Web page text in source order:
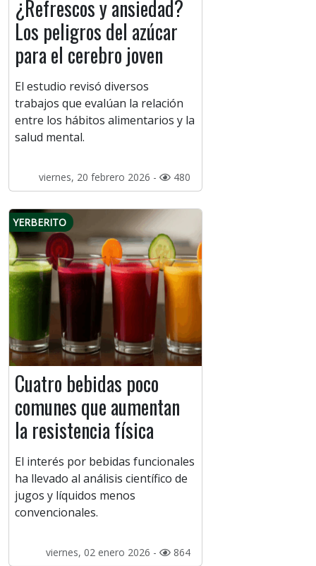
¿Refrescos y ansiedad?
Los peligros del azúcar
para el cerebro joven
El estudio revisó diversos
trabajos que evalúan la relación
entre los hábitos alimentarios y la
salud mental.
viernes, 20 febrero 2026 - 480
YERBERITO
Cuatro bebidas poco
comunes que aumentan
la resistencia física
El interés por bebidas funcionales
ha llevado al análisis científico de
jugos y líquidos menos
convencionales.
viernes, 02 enero 2026 - 864